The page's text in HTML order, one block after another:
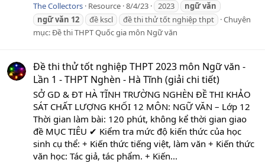
The Collectors Resource 8/4/23 2023 ngữvăn
ngữvăn 12 đề kscl đề thi thử tốt nghiệp thpt
Chuyên
mục:Đề thi THPT Quốc gia môn Ngữ văn
Đề thi thử tốt nghiệp THPT 2023 môn Ngữ văn -
Lần 1 - THPT Nghèn - Hà Tĩnh (giải chi tiết)
SỞ GD & ĐT HÀ TĨNH TRƯỜNG NGHÈN ĐỀ THI KHẢO
SÁT CHẤT LƯỢNG KHỐI 12 MÔN: NGỮ VĂN – Lớp 12
Thời gian làm bài: 120 phút, không kể thời gian giao
đề MỤC TIÊU ✔ Kiểm tra mức độ kiến thức của học
sinh cụ thể: + Kiến thức tiếng việt, làm văn + Kiến thức
văn học: Tác giả, tác phẩm. + Kiến...